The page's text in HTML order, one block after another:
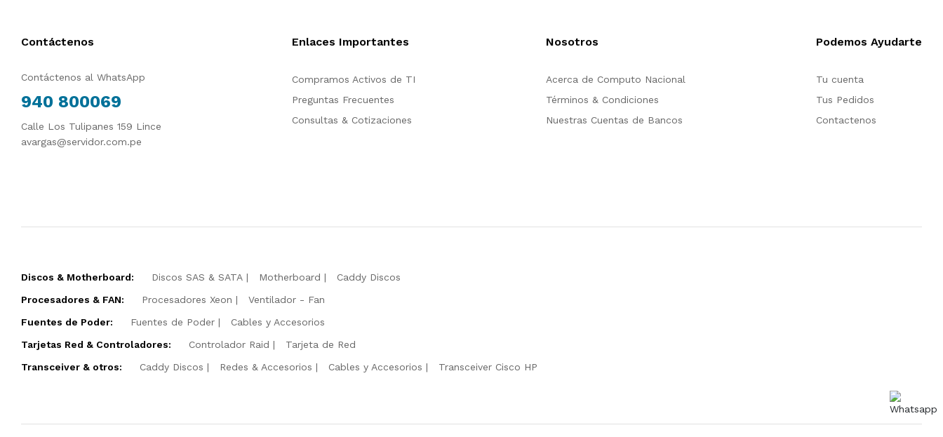
Contáctenos
Contáctenos al WhatsApp
940 800069
Calle Los Tulipanes 159 Lince
avargas@servidor.com.pe
Enlaces Importantes
Compramos Activos de TI
Preguntas Frecuentes
Consultas & Cotizaciones
Nosotros
Acerca de Computo Nacional
Términos & Condiciones
Nuestras Cuentas de Bancos
Podemos Ayudarte
Tu cuenta
Tus Pedidos
Contactenos
Discos & Motherboard: Discos SAS & SATA Motherboard
Caddy Discos
Procesadores & FAN:
Procesadores Xeon
Ventilador - Fan
Fuentes de Poder:
Fuentes de Poder
Cables y Accesorios
Tarjetas Red & Controladores:
Controlador Raid
Tarjeta de Red
Transceiver & otros:
Caddy Discos Redes & Accesorios Cables y Accesorios Transceiver Cisco HP